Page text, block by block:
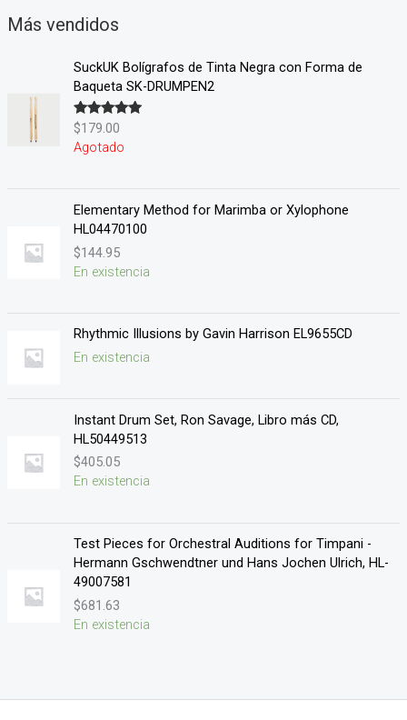
Más vendidos
SuckUK Bolígrafos de Tinta Negra con Forma de
Baqueta SK-DRUMPEN2
Valorado en
5.00 de 5
$179.00
Agotado
Elementary Method for Marimba or Xylophone
HL04470100
$144.95
En existencia
Rhythmic Illusions by Gavin Harrison EL9655CD
En existencia
Instant Drum Set, Ron Savage, Libro más CD,
HL50449513
$405.05
En existencia
Test Pieces for Orchestral Auditions for Timpani -
Hermann Gschwendtner und Hans Jochen Ulrich, HL-
49007581
$681.63
En existencia